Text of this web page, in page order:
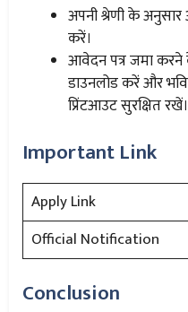
अपनी श्रेणी के
करें।
आवेदन पत्र जमा करने
डाउनलोड करें और
प्रिंटआउट सुरक्षित रखें।
Important Link
Apply Link
Official Notification
Conclusion